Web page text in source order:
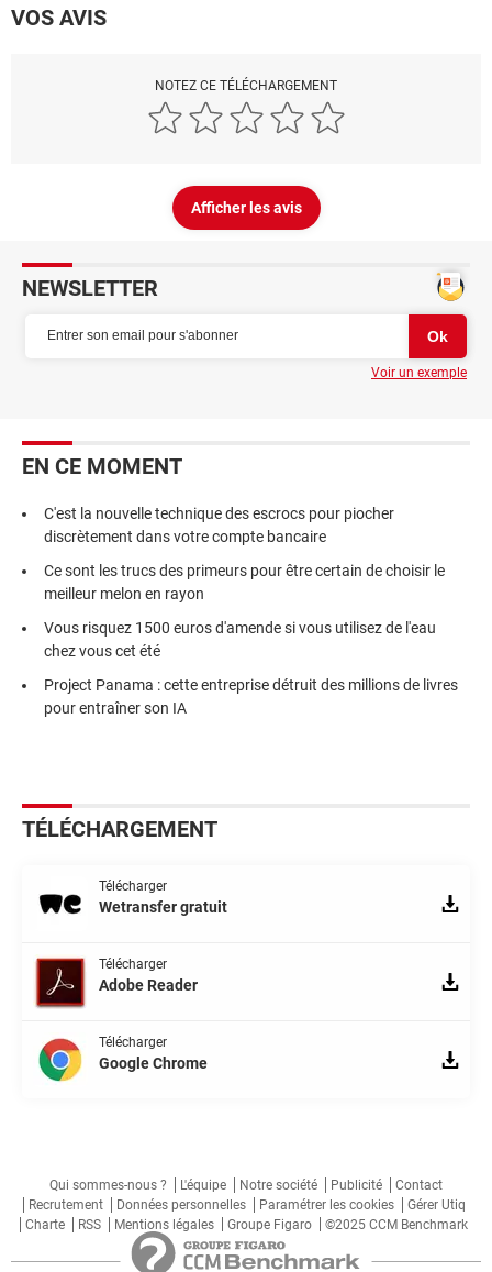
VOS AVIS
NOTEZ CE TÉLÉCHARGEMENT
Afficher les avis
NEWSLETTER
Voir un exemple
EN CE MOMENT
C'est la nouvelle technique des escrocs pour piocher
discrètement dans votre compte bancaire
Ce sont les trucs des primeurs pour être certain de choisir le
meilleur melon en rayon
Vous risquez 1500 euros d'amende si vous utilisez de l'eau
chez vous cet été
Project Panama : cette entreprise détruit des millions de livres
pour entraîner son IA
TÉLÉCHARGEMENT
Télécharger
Wetransfer gratuit
Télécharger
Adobe Reader
Télécharger
Google Chrome
Qui sommes-nous ? L'équipe Notre société Publicité
Contact
Recrutement
Données personnelles Paramétrer les cookies
Gérer Utiq
Charte
RSS Mentions légales Groupe Figaro ©2025 CCM Benchmark